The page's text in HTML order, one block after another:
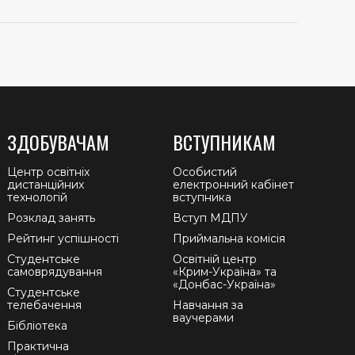
ЗДОБУВАЧАМ
Центр освітніх
дистанційних
технологій
Розклад занять
Рейтинг успішності
Студентське
самоврядування
Студентське
телебачення
Бібліотека
Практична
ВСТУПНИКАМ
Особистий
електронний кабінет
вступника
Вступ МДПУ
Приймальна комісія
Освітній центр
«Крим-Україна» та
«Донбас-Україна»
Навчання за
ваучерами